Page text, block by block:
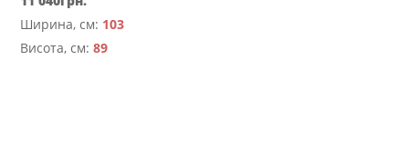
Ширина, см: 103
Висота, см:89